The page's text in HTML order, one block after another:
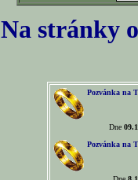
Na stránky
Pozvánka na
Dne
Pozvánka na